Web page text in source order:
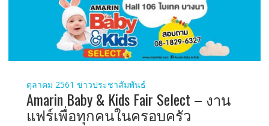
ตุลาคม 2561 ข่าวประชาสัมพันธ์
Amarin Baby & Kids Fair Select – งาน
แฟร์เพื่อทุกคนในครอบครัว